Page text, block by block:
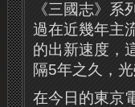
《三國志》
過在近幾年主
的出新速度，
隔5年之久，
在今日的東京